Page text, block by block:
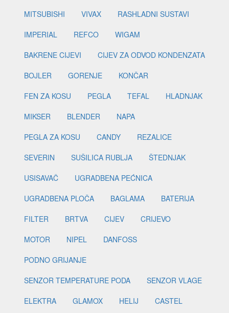
MITSUBISHI
VIVAX
RASHLADNI SUSTAVI
IMPERIAL
REFCO
WIGAM
BAKRENE CIJEVI
CIJEV ZA ODVOD KONDENZATA
BOJLER
GORENJE
KONČAR
FEN ZA KOSU
PEGLA TEFAL
HLADNJAK
MIKSER
BLENDER
NAPA
PEGLA ZA KOSU
CANDY
REZALICE
SEVERIN
SUŠILICA RUBLJA
ŠTEDNJAK
USISAVAČ
UGRADBENA PEĆNICA
UGRADBENA PLOČA
BAGLAMA
BATERIJA
FILTER
BRTVA CIJEV
CRIJEVO
MOTOR
NIPEL
DANFOSS
PODNO GRIJANJE
SENZOR TEMPERATURE PODA
SENZOR VLAGE
ELEKTRA
GLAMOX HELIJ
CASTEL